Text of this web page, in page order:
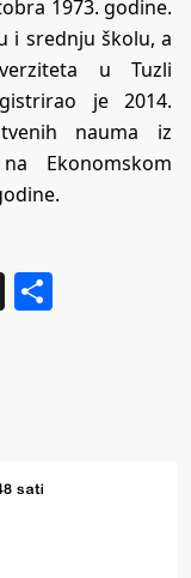
1973. godine.
i srednju školu, a
u Tuzli
je 2014.
nauma iz
Ekonomskom
X